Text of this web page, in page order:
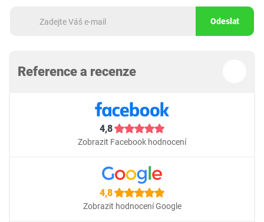
Odeslat
Reference a recenze
4,8
Zobrazit Facebook hodnocení
4,8
Zobrazit hodnocení Google